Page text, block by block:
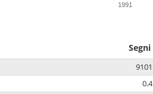
1991
Segni
9101
0.4